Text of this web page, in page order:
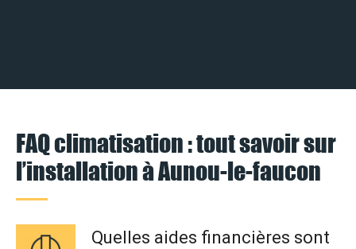
FAQ climatisation : tout savoir sur
l’installation à Aunou-le-faucon
Quelles aides financières sont